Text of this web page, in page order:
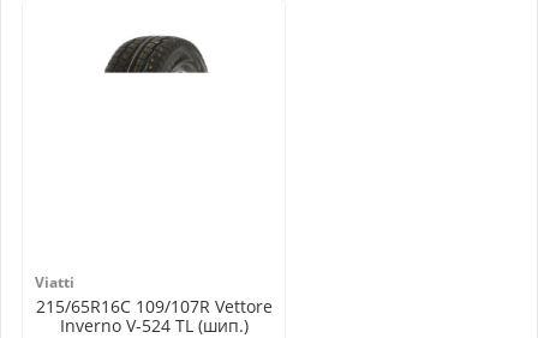
Viatti
215/65R16C 109/107R Vettore
Inverno V-524 TL (шип.)